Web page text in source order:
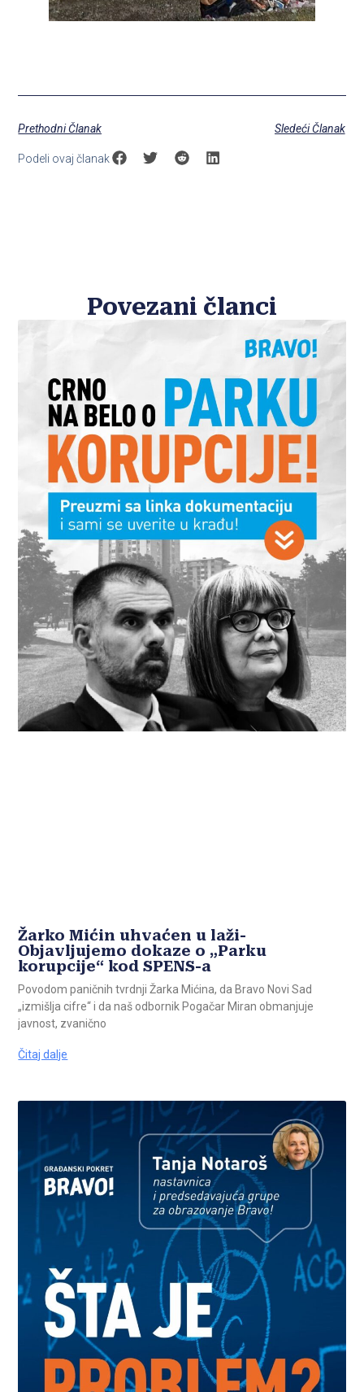
Prethodni Članak Sledeći Članak
Podeli ovaj članak
Povezani članci
Žarko Mićin uhvaćen u laži-
Objavljujemo dokaze o „Parku
korupcije“ kod SPENS-a
Povodom paničnih tvrdnji Žarka Mićina, da Bravo Novi Sad
„izmišlja cifre“ i da naš odbornik Pogačar Miran obmanjuje
javnost, zvanično
Čitaj dalje